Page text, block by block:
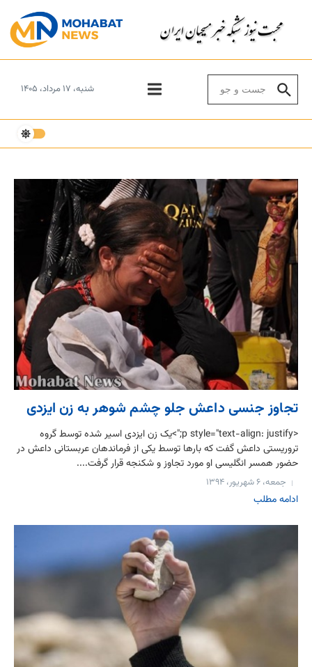
شنبه، ۱۷ مرداد، ۱۴۰۵
تجاوز جنسی داعش جلو چشم شوهر به زن ایزدی
<p style="text-align: justify;">یک زن ایزدی اسیر شده توسط گروه
تروریستی داعش گفت که بارها توسط یکی از فرماندهان عربستانی داعش در
حضور همسر انگلیسی او مورد تجاوز و شکنجه قرار گرفت....
جمعه، ۶ شهریور، ۱۳۹۴
ادامه مطلب